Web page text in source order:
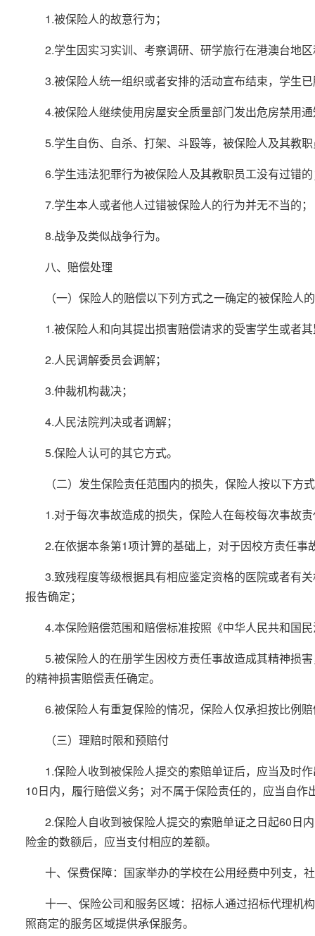
1.被保险人的故意行为；
2.学生因实习实训、考察调研、研学旅行在港澳台地
3.被保险人统一组织或者安排的活动宣布结束，学生
4.被保险人继续使用房屋安全质量部门发出危房禁用
5.学生自伤、自杀、打架、斗殴等，被保险人及其教
6.学生违法犯罪行为被保险人及其教职员工没有过错
7.学生本人或者他人过错被保险人的行为并无不当的；
8.战争及类似战争行为。
八、赔偿处理
（一）保险人的赔偿以下列方式之一确定的被保险人
1.被保险人和向其提出损害赔偿请求的受害学生或者
2.人民调解委员会调解；
3.仲裁机构裁决；
4.人民法院判决或者调解；
5.保险人认可的其它方式。
（二）发生保险责任范围内的损失，保险人按以下方
1.对于每次事故造成的损失，保险人在每校每次事故
2.在依据本条第1项计算的基础上，对于因校方责任
3.致残程度等级根据具有相应鉴定资格的医院或者有
报告确定；
4.本保险赔偿范围和赔偿标准按照《中华人民共和国
5.被保险人的在册学生因校方责任事故造成其精神损
的精神损害赔偿责任确定。
6.被保险人有重复保险的情况，保险人仅承担按比例
（三）理赔时限和预赔付
1.保险人收到被保险人提交的索赔单证后，应当及时
10日内，履行赔偿义务；对不属于保险责任的，应当自
2.保险人自收到被保险人提交的索赔单证之日起60日
险金的数额后，应当支付相应的差额。
十、保费保障：国家举办的学校在公用经费中列支，
十一、保险公司和服务区域：招标人通过招标代理机
照商定的服务区域提供承保服务。